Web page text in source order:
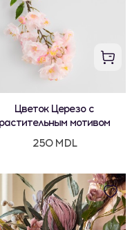
Цветок Церезо с
растительным мотивом
250 MDL